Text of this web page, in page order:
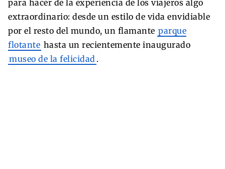
para hacer de la experiencia de los viajeros algo
extraordinario: desde un estilo de vida envidiable
por el resto del mundo, un flamante parque
flotante hasta un recientemente inaugurado
museo de la felicidad .